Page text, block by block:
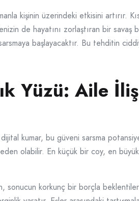
kişinin üzerindeki etkisini artırır.
de hayatını zorlaştıran bir savaş
başlayacaktır. Bu tehditin
Yüzü: Aile
kumar, bu güveni sarsma
olabilir. En küçük bir coy, en
sonucun korkunç bir borçla